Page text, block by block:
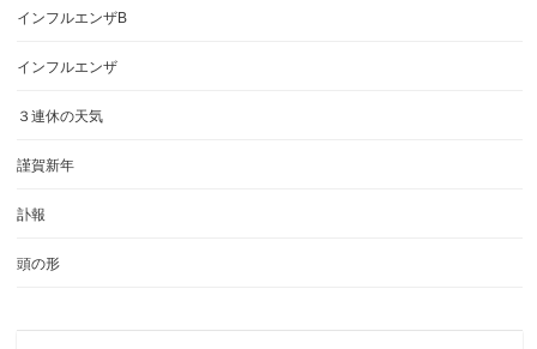
インフルエンザB
インフルエンザ
３連休の天気
謹賀新年
訃報
頭の形